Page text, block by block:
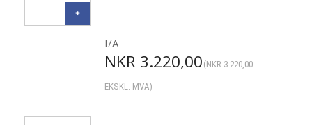
I/A
NKR 3.220,00 (NKR 3.220,00
EKSKL. MVA)